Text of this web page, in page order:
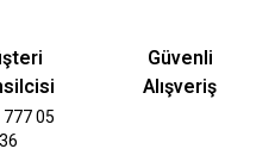
05
36
Güvenli
Alışveriş